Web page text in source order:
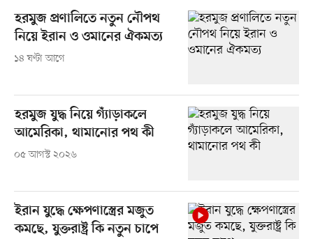
হরমুজ প্রণালিতে নতুন নৌপথ
নিয়ে ইরান ও ওমানের ঐকমত্য
১৪ ঘণ্টা আগে
হরমুজ যুদ্ধ নিয়ে গ্যাঁড়াকলে
আমেরিকা, থামানোর পথ কী
০৫ আগস্ট ২০২৬
ইরান যুদ্ধে ক্ষেপণাস্ত্রের মজুত
কমছে, যুক্তরাষ্ট্র কি নতুন চাপে